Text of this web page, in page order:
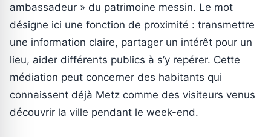
ambassadeur » du patrimoine messin. Le mot
désigne ici une fonction de proximité : transmettre
une information claire, partager un intérêt pour un
lieu, aider différents publics à s’y repérer. Cette
médiation peut concerner des habitants qui
connaissent déjà Metz comme des visiteurs venus
découvrir la ville pendant le week-end.